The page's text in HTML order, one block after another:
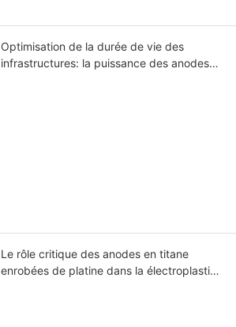
Optimisation de la durée de vie des
infrastructures: la puissance des anodes
Le rôle critique des anodes en titane
enrobées de platine dans la électroplastion